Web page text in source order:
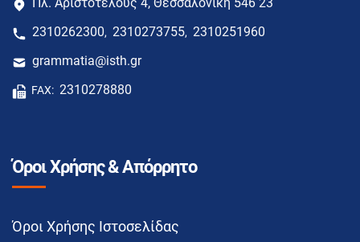
2310262300, 2310273755, 2310251960
grammatia@isth.gr
FAX: 2310278880
Όροι Χρήσης & Απόρρητο
Όροι Χρήσης Ιστοσελίδας